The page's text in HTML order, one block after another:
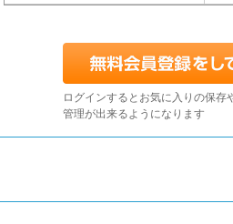
ログインするとお気に入りの保存
管理が出来るようになります